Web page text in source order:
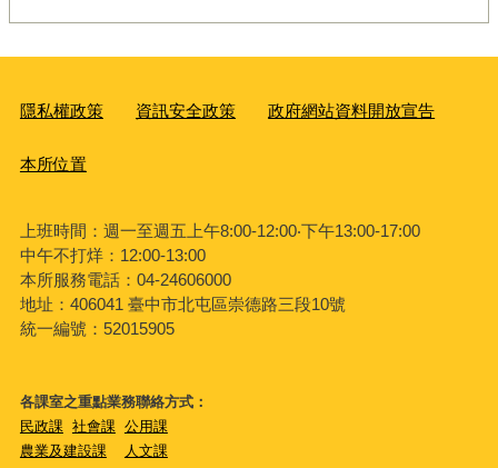
隱私權政策 資訊安全政策 政府網站資料開放宣告
本所位置
上班時間：週一至週五上午8:00-12:00‧下午13:00-17:00
中午不打烊：12:00-13:00
本所服務電話：04-24606000
地址：406041 臺中市北屯區崇德路三段10號
統一編號：52015905
各課室之重點業務聯絡方式：
民政課 社會課 公用課
農業及建設課
人文課